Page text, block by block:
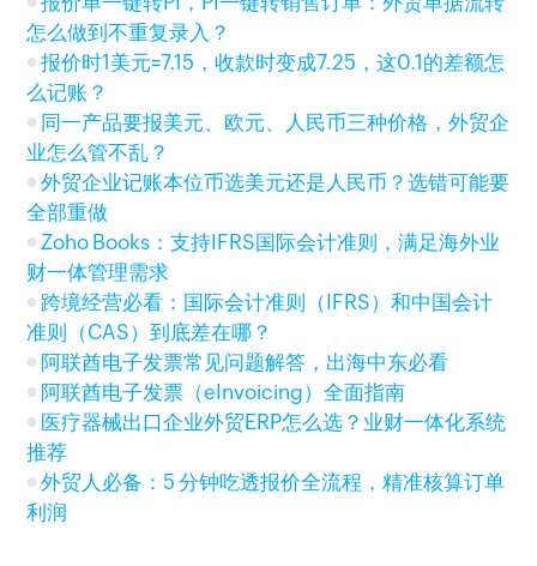
怎么做到不重复录入？
报价时1美元=7.15，收款时变成7.25，这0.1的差额怎
么记账？
同一产品要报美元、欧元、人民币三种价格，外贸企
业怎么管不乱？
外贸企业记账本位币选美元还是人民币？选错可能要
全部重做
Zoho Books：支持IFRS国际会计准则，满足海外业
财一体管理需求
跨境经营必看：国际会计准则（IFRS）和中国会计
准则（CAS）到底差在哪？
阿联酋电子发票常见问题解答，出海中东必看
阿联酋电子发票（eInvoicing）全面指南
医疗器械出口企业外贸ERP怎么选？业财一体化系统
推荐
外贸人必备：5 分钟吃透报价全流程，精准核算订单
利润